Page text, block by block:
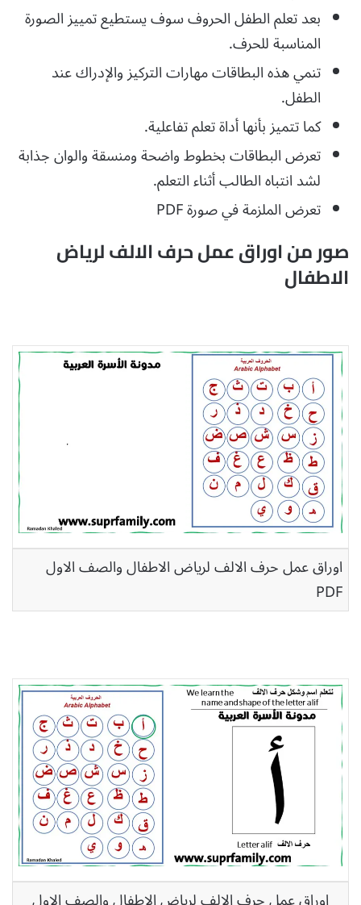
بعد تعلم الطفل الحروف سوف يستطيع تمييز الصورة
المناسبة للحرف.
تنمي هذه البطاقات مهارات التركيز والإدراك عند
الطفل.
كما تتميز بأنها أداة تعلم تفاعلية.
تعرض البطاقات بخطوط واضحة ومنسقة والوان جذابة
لشد انتباه الطالب أثناء التعلم.
تعرض الملزمة في صورة PDF
صور من اوراق عمل حرف الالف لرياض
الاطفال
اوراق عمل حرف الالف لرياض الاطفال والصف الاول
PDF